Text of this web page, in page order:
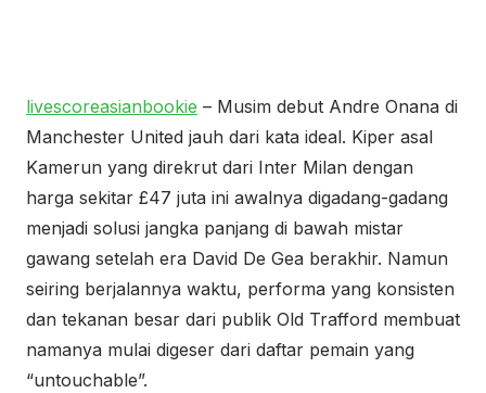
livescoreasianbookie – Musim debut Andre Onana di
Manchester United jauh dari kata ideal. Kiper asal
Kamerun yang direkrut dari Inter Milan dengan
harga sekitar £47 juta ini awalnya digadang-gadang
menjadi solusi jangka panjang di bawah mistar
gawang setelah era David De Gea berakhir. Namun
seiring berjalannya waktu, performa yang konsisten
dan tekanan besar dari publik Old Trafford membuat
namanya mulai digeser dari daftar pemain yang
“untouchable”.